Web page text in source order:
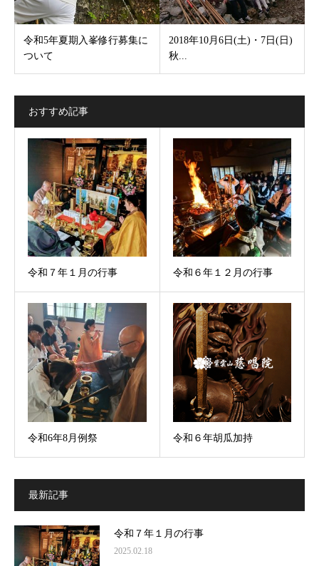
令和5年夏期入峯修行募集に
ついて
2018年10月6日(土)・7日(日)
秋...
おすすめ記事
令和７年１月の行事 令和６年１２月の行事
令和6年8月例祭 令和６年胡瓜加持
最新記事
令和７年１月の行事
2025.02.18